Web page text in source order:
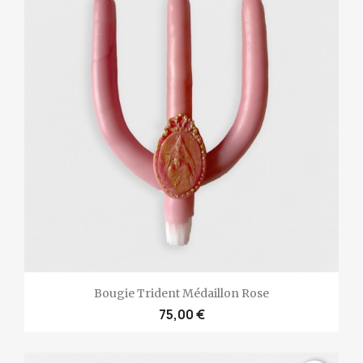
Bougie Trident Médaillon Rose
75,00 €